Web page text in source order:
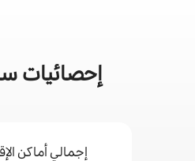
إحصائيات
إجمالي أماكن